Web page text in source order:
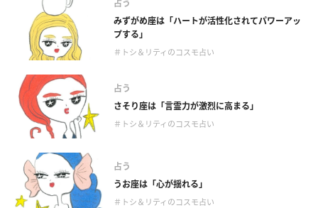
占う
みずがめ座は「ハートが活性化されてパワーアッ
プする」
＃トシ＆リティのコスモ占い
占う
さそり座は「言霊力が激烈に高まる」
＃トシ＆リティのコスモ占い
占う
うお座は「心が揺れる」
＃トシ＆リティのコスモ占い